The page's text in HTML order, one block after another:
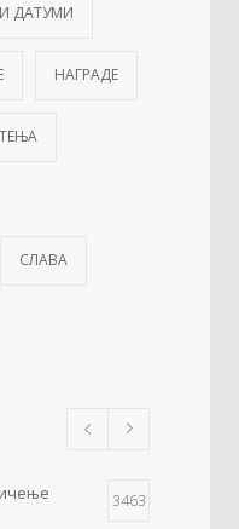
ДАТУМИ
НАГРАДЕ
СЛАВА
3463